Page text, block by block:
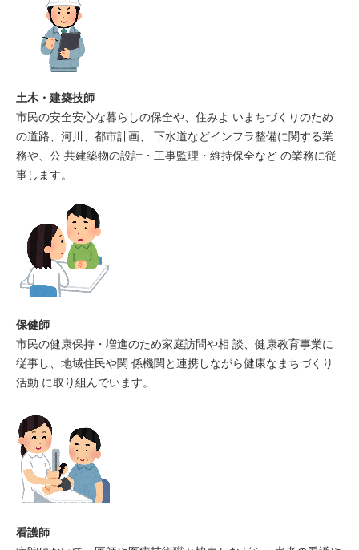
土木・建築技師
市民の安全安心な暮らしの保全や、住みよ いまちづくりのため
の道路、河川、都市計画、 下水道などインフラ整備に関する業
務や、公 共建築物の設計・工事監理・維持保全など の業務に従
事します。
保健師
市民の健康保持・増進のため家庭訪問や相 談、健康教育事業に
従事し、地域住民や関 係機関と連携しながら健康なまちづくり
活動 に取り組んでいます。
看護師